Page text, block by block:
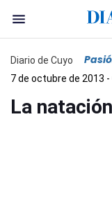
Diario de Cuyo
7 de octubre de 2013 -
La